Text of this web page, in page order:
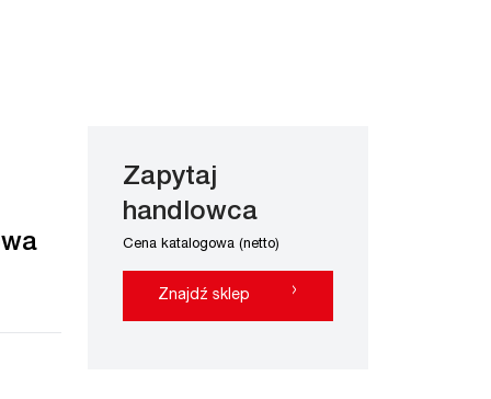
Zapytaj
handlowca
Cena katalogowa (netto)
Znajdź sklep ›